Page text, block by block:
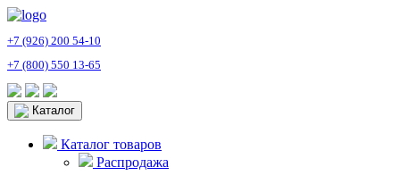
+7 (926) 200 54-10
+7 (800) 550 13-65
Каталог
Каталог товаров
Распродажа